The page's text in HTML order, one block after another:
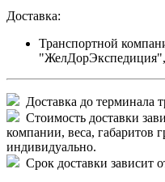
Доставка:
Транспортной
Доставка до терминала
Стоимость доставки
компании, веса, габаритов
индивидуально.
Срок доставки зависит